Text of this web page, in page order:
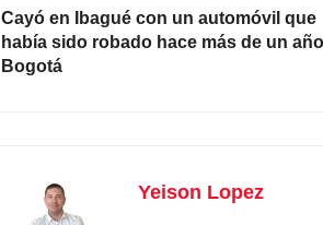
Cayó en Ibagué con un automóvil que
había sido robado hace más de un
Bogotá
Yeison Lopez